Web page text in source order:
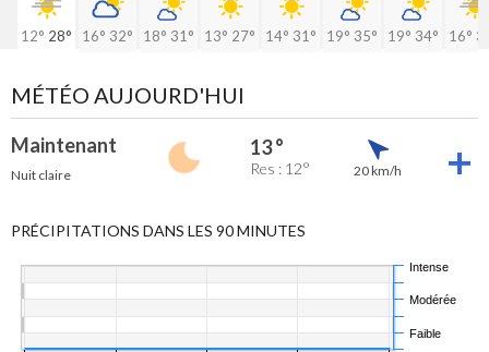
12° 28° 16° 32° 18° 31° 13° 27° 14° 31° 19° 35° 19° 34° 16°
MÉTÉO AUJOURD'HUI
Maintenant
Nuit claire
13 °
Res : 12° 20 km/h
PRÉCIPITATIONS DANS LES 90 MINUTES
Faible
Modérée
Intense